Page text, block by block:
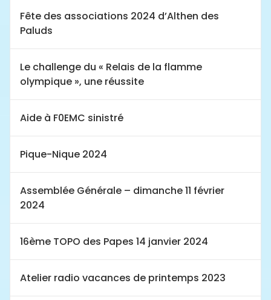
Fête des associations 2024 d’Althen des
Paluds
Le challenge du « Relais de la flamme
olympique », une réussite
Aide à F0EMC sinistré
Pique-Nique 2024
Assemblée Générale – dimanche 11 février
2024
16ème TOPO des Papes 14 janvier 2024
Atelier radio vacances de printemps 2023